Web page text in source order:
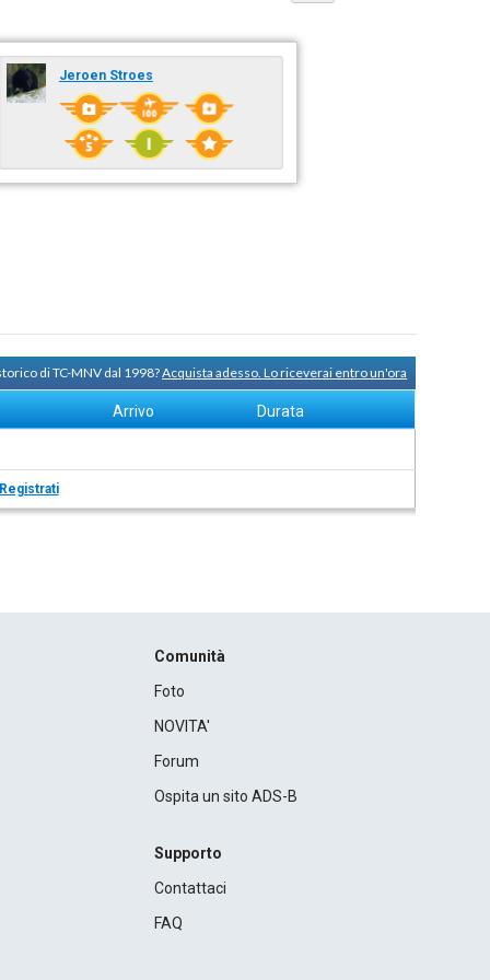
Jeroen Stroes
di TC-MNV dal 1998?Acquista adesso. Lo riceverai entro un'ora
Arrivo Durata
Comunità
Foto
NOVITA'
Forum
Ospita un sito ADS-B
Supporto
Contattaci
FAQ